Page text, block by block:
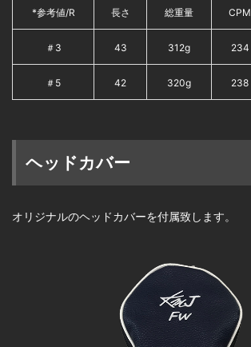
*参考値/R 長さ 総重量 CPM
＃3 43 312g 234
＃5 42 320g 238
ヘッドカバー
オリジナルのヘッドカバーを付属致します。